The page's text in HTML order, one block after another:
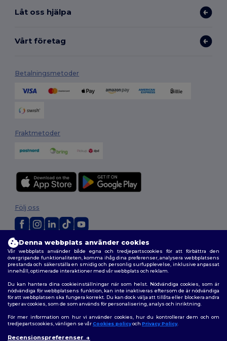
Låt oss hjälpa
Vårt företag
Betalningsmetoder
Fraktmetoder
2026. Alla rättigheter förbehållna
Allmänna Villkor|Anpassad policy| Integritetspolicy |Policy för cookies
|Karta över webbplatsen
Följ oss
Denna webbplats använder cookies
Vår webbplats använder både egna och tredjepartscookies för att förbättra den
övergripande funktionaliteten, komma ihåg dina preferenser, analysera webbplatsens
prestanda och säkerställa en smidig och personlig surfupplevelse, inklusive anpassat
innehåll, optimerade interaktioner med vår webbplats och reklam.
Du kan hantera dina cookieinställningar när som helst. Nödvändiga cookies, som är
nödvändiga för webbplatsens funktion, kan inte inaktiveras eftersom de är nödvändiga
för att webbplatsen ska fungera korrekt. Du kan dock välja att tillåta eller blockera andra
typer av cookies, som de som används för personalisering, analys och inriktning.
För mer information om hur vi använder cookies, hur du kontrollerar dem och om
tredjepartscookies, vänligen se vårCookies policyoch Privacy Policy.
Recensionspreferenser